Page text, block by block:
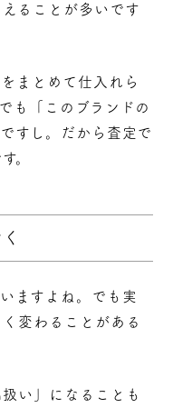
ることが多いです
まとめて仕入れら
も「このブランドの
すし。だから査定で
。
ますよね。でも実
変わる ことがある
い」になることも